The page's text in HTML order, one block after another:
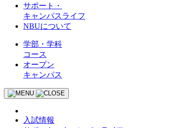
サポート・
キャンパスライフ
NBUについて
学部・学科
コース
オープン
キャンパス
入試情報